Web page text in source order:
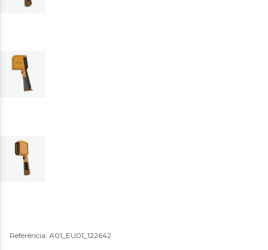
Referência: A01_EU01_122642